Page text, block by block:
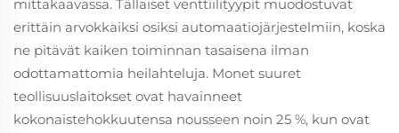
mittakaavassa. Tällaiset venttiilityypit muodostuvat
erittäin arvokkaiksi osiksi automaatiojärjestelmiin, koska
ne pitävät kaiken toiminnan tasaisena ilman
odottamattomia heilahteluja. Monet suuret
teollisuuslaitokset ovat havainneet
kokonaistehokkuutensa nousseen noin 25 %, kun ovat